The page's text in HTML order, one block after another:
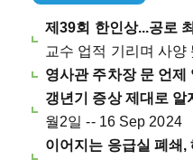
제39회 한인상...공로
교수 업적 기리며 사
영사관 주차장 문 언제
갱년기 증상 제대로 알
월2일 -- 16 Sep 2024
이어지는 응급실 폐쇄,